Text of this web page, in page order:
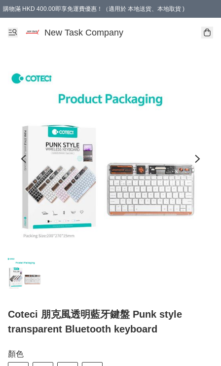
購物滿 HKD 400.00即享免運費優惠！（適用於 本地送貨、本地取貨 )
New Task Company
Coteci 朋克風透明藍牙鍵盤 Punk style
transparent Bluetooth keyboard
顏色